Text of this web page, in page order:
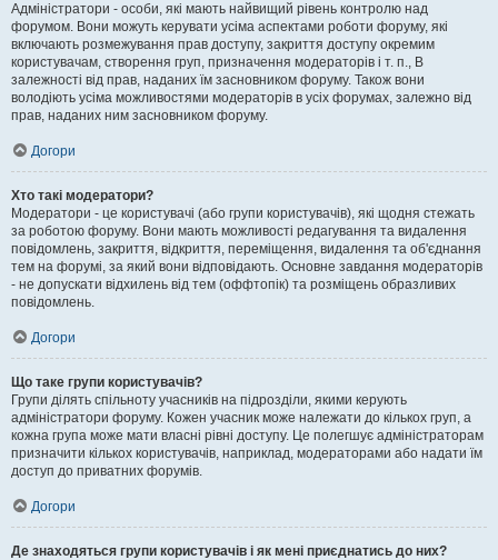
Адміністратори - особи, які мають найвищий рівень контролю над
форумом. Вони можуть керувати усіма аспектами роботи форуму, які
включають розмежування прав доступу, закриття доступу окремим
користувачам, створення груп, призначення модераторів і т. п., В
залежності від прав, наданих їм засновником форуму. Також вони
володіють усіма можливостями модераторів в усіх форумах, залежно від
прав, наданих ним засновником форуму.
Догори
Хто такі модератори?
Модератори - це користувачі (або групи користувачів), які щодня стежать
за роботою форуму. Вони мають можливості редагування та видалення
повідомлень, закриття, відкриття, переміщення, видалення та об'єднання
тем на форумі, за який вони відповідають. Основне завдання модераторів
- не допускати відхилень від тем (оффтопік) та розміщень образливих
повідомлень.
Догори
Що таке групи користувачів?
Групи ділять спільноту учасників на підрозділи, якими керують
адміністратори форуму. Кожен учасник може належати до кількох груп, а
кожна група може мати власні рівні доступу. Це полегшує адміністраторам
призначити кількох користувачів, наприклад, модераторами або надати їм
доступ до приватних форумів.
Догори
Де знаходяться групи користувачів і як мені приєднатись до них?